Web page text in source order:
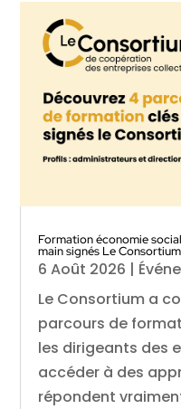
Formation économie
main signés Le Consortium
6 Août 2026 |
Le Consortium a
parcours de
les dirigeants des
accéder à des
répondent